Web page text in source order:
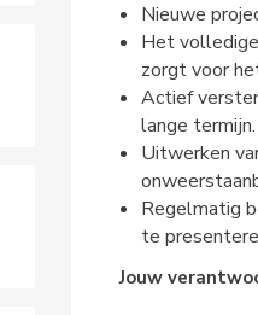
Nieuwe
Het
zorgt voor
Actief
lange termijn.
Uitwerken
Regelmatig
te
Jouw